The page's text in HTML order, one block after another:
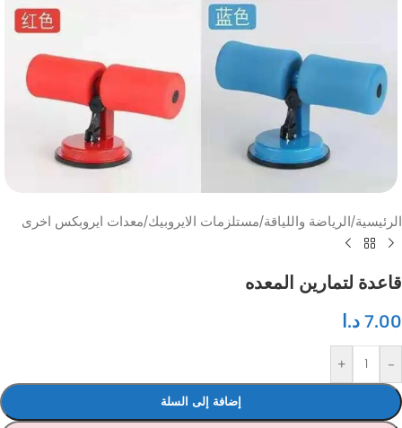
الرئيسية/الرياضة واللياقة/مستلزمات الايروبيك/معدات ايروبكس اخرى
قاعدة لتمارين المعده
7.00 د.ا
-
+
إضافة إلى السلة